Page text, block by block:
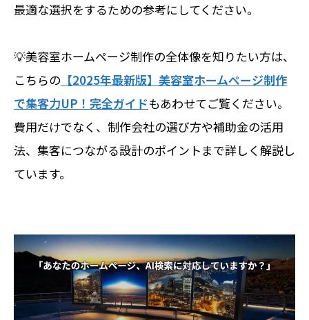
最適な選択をするための参考にしてください。
💡美容室ホームページ制作の全体像を知りたい方は、
こちらの 【2025年最新版】美容室ホームページ制作
で集客力UP！完全ガイドもあわせてご覧ください。
費用だけでなく、制作会社の選び方や補助金の活用
法、集客につながる設計のポイントまで詳しく解説し
ています。